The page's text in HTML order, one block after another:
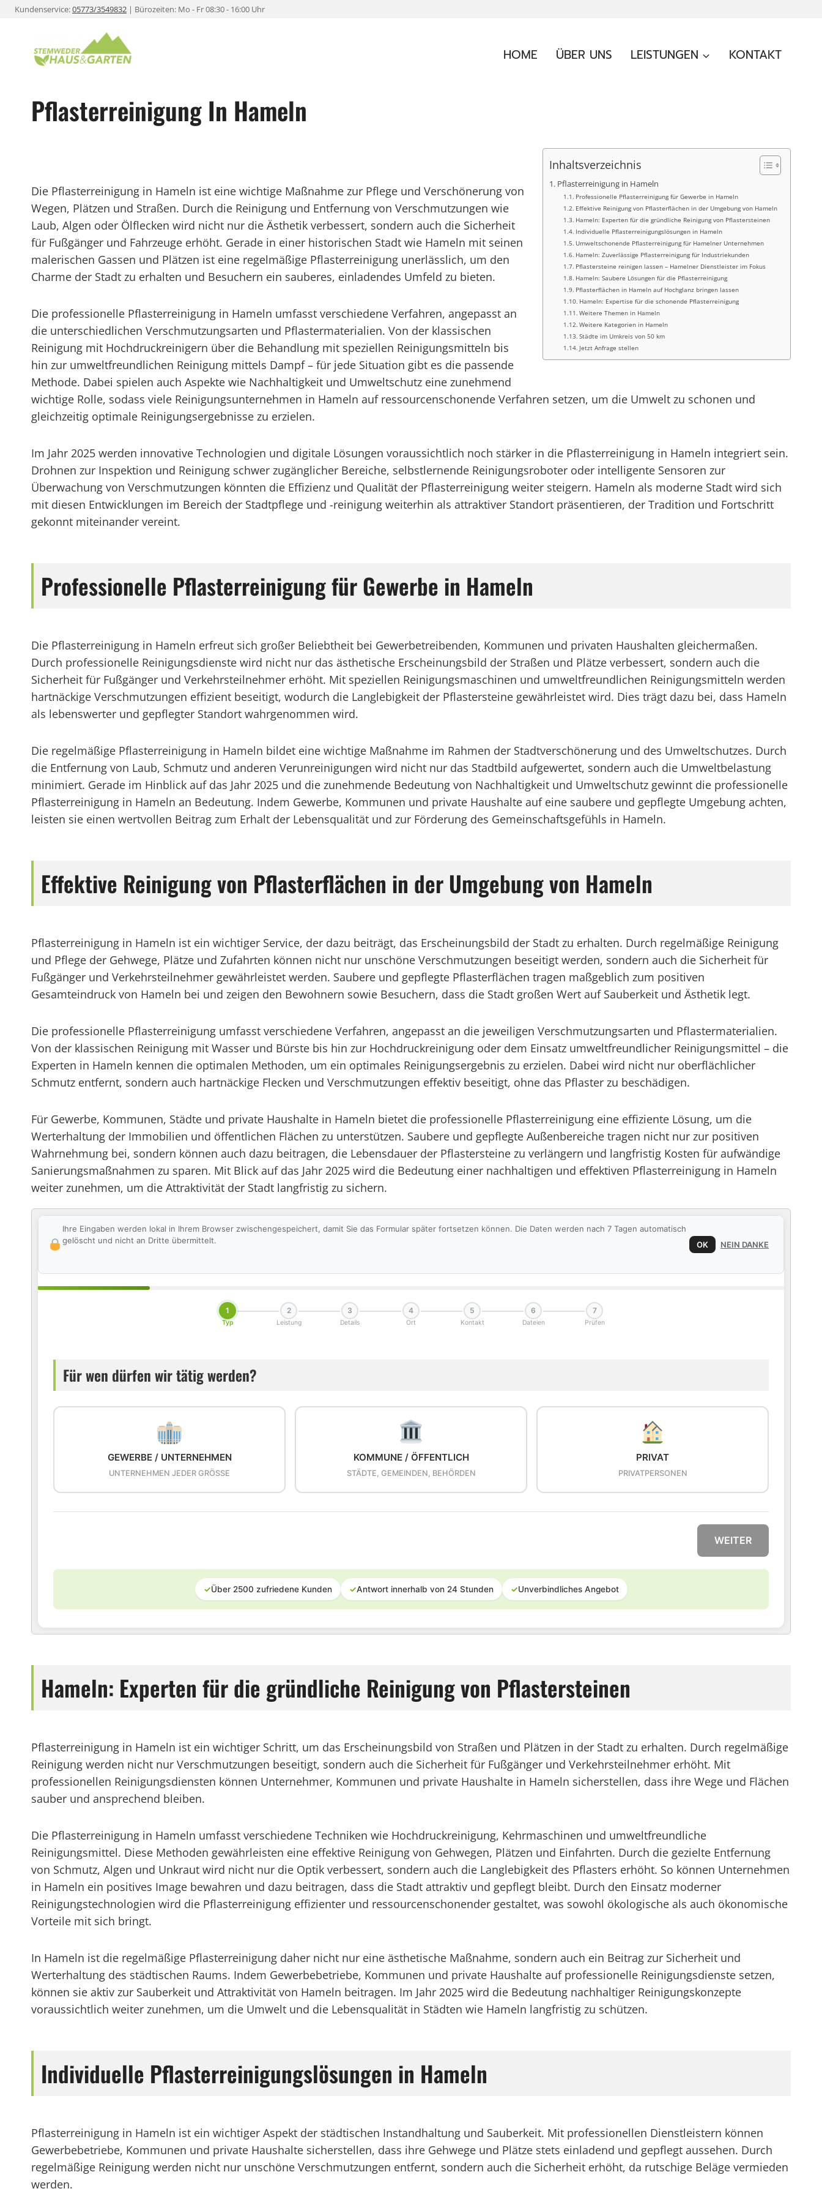
ZumKundenservice:05773/3549832 | Bürozeiten: Mo - Fr 08:30 - 16:00 Uhr
HOME ÜBER UNS LEISTUNGEN KONTAKT
Pflasterreinigung In Hameln
Inhaltsverzeichnis
Pflasterreinigung in Hameln
Professionelle Pflasterreinigung für Gewerbe in Hameln
Effektive Reinigung von Pflasterflächen in der Umgebung von Hameln
Hameln: Experten für die gründliche Reinigung von Pflastersteinen
Individuelle Pflasterreinigungslösungen in Hameln
Umweltschonende Pflasterreinigung für Hamelner Unternehmen
Hameln: Zuverlässige Pflasterreinigung für Industriekunden
Pflastersteine reinigen lassen – Hamelner Dienstleister im Fokus
Hameln: Saubere Lösungen für die Pflasterreinigung
Pflasterflächen in Hameln auf Hochglanz bringen lassen
Hameln: Expertise für die schonende Pflasterreinigung
Weitere Themen in Hameln
Weitere Kategorien in Hameln
Städte im Umkreis von 50 km
Jetzt Anfrage stellen
Die Pflasterreinigung in Hameln ist eine wichtige Maßnahme zur Pflege und Verschönerung von
Wegen, Plätzen und Straßen. Durch die Reinigung und Entfernung von Verschmutzungen wie
Laub, Algen oder Ölflecken wird nicht nur die Ästhetik verbessert, sondern auch die Sicherheit
für Fußgänger und Fahrzeuge erhöht. Gerade in einer historischen Stadt wie Hameln mit seinen
malerischen Gassen und Plätzen ist eine regelmäßige Pflasterreinigung unerlässlich, um den
Charme der Stadt zu erhalten und Besuchern ein sauberes, einladendes Umfeld zu bieten.
Die professionelle Pflasterreinigung in Hameln umfasst verschiedene Verfahren, angepasst an
die unterschiedlichen Verschmutzungsarten und Pflastermaterialien. Von der klassischen
Reinigung mit Hochdruckreinigern über die Behandlung mit speziellen Reinigungsmitteln bis
hin zur umweltfreundlichen Reinigung mittels Dampf – für jede Situation gibt es die passende
Methode. Dabei spielen auch Aspekte wie Nachhaltigkeit und Umweltschutz eine zunehmend
wichtige Rolle, sodass viele Reinigungsunternehmen in Hameln auf ressourcenschonende Verfahren setzen, um die Umwelt zu schonen und
gleichzeitig optimale Reinigungsergebnisse zu erzielen.
Im Jahr 2025 werden innovative Technologien und digitale Lösungen voraussichtlich noch stärker in die Pflasterreinigung in Hameln integriert sein.
Drohnen zur Inspektion und Reinigung schwer zugänglicher Bereiche, selbstlernende Reinigungsroboter oder intelligente Sensoren zur
Überwachung von Verschmutzungen könnten die Effizienz und Qualität der Pflasterreinigung weiter steigern. Hameln als moderne Stadt wird sich
mit diesen Entwicklungen im Bereich der Stadtpflege und -reinigung weiterhin als attraktiver Standort präsentieren, der Tradition und Fortschritt
gekonnt miteinander vereint.
Professionelle Pflasterreinigung für Gewerbe in Hameln
Die Pflasterreinigung in Hameln erfreut sich großer Beliebtheit bei Gewerbetreibenden, Kommunen und privaten Haushalten gleichermaßen.
Durch professionelle Reinigungsdienste wird nicht nur das ästhetische Erscheinungsbild der Straßen und Plätze verbessert, sondern auch die
Sicherheit für Fußgänger und Verkehrsteilnehmer erhöht. Mit speziellen Reinigungsmaschinen und umweltfreundlichen Reinigungsmitteln werden
hartnäckige Verschmutzungen effizient beseitigt, wodurch die Langlebigkeit der Pflastersteine gewährleistet wird. Dies trägt dazu bei, dass Hameln
als lebenswerter und gepflegter Standort wahrgenommen wird.
Die regelmäßige Pflasterreinigung in Hameln bildet eine wichtige Maßnahme im Rahmen der Stadtverschönerung und des Umweltschutzes. Durch
die Entfernung von Laub, Schmutz und anderen Verunreinigungen wird nicht nur das Stadtbild aufgewertet, sondern auch die Umweltbelastung
minimiert. Gerade im Hinblick auf das Jahr 2025 und die zunehmende Bedeutung von Nachhaltigkeit und Umweltschutz gewinnt die professionelle
Pflasterreinigung in Hameln an Bedeutung. Indem Gewerbe, Kommunen und private Haushalte auf eine saubere und gepflegte Umgebung achten,
leisten sie einen wertvollen Beitrag zum Erhalt der Lebensqualität und zur Förderung des Gemeinschaftsgefühls in Hameln.
Effektive Reinigung von Pflasterflächen in der Umgebung von Hameln
Pflasterreinigung in Hameln ist ein wichtiger Service, der dazu beiträgt, das Erscheinungsbild der Stadt zu erhalten. Durch regelmäßige Reinigung
und Pflege der Gehwege, Plätze und Zufahrten können nicht nur unschöne Verschmutzungen beseitigt werden, sondern auch die Sicherheit für
Fußgänger und Verkehrsteilnehmer gewährleistet werden. Saubere und gepflegte Pflasterflächen tragen maßgeblich zum positiven
Gesamteindruck von Hameln bei und zeigen den Bewohnern sowie Besuchern, dass die Stadt großen Wert auf Sauberkeit und Ästhetik legt.
Die professionelle Pflasterreinigung umfasst verschiedene Verfahren, angepasst an die jeweiligen Verschmutzungsarten und Pflastermaterialien.
Von der klassischen Reinigung mit Wasser und Bürste bis hin zur Hochdruckreinigung oder dem Einsatz umweltfreundlicher Reinigungsmittel – die
Experten in Hameln kennen die optimalen Methoden, um ein optimales Reinigungsergebnis zu erzielen. Dabei wird nicht nur oberflächlicher
Schmutz entfernt, sondern auch hartnäckige Flecken und Verschmutzungen effektiv beseitigt, ohne das Pflaster zu beschädigen.
Für Gewerbe, Kommunen, Städte und private Haushalte in Hameln bietet die professionelle Pflasterreinigung eine effiziente Lösung, um die
Werterhaltung der Immobilien und öffentlichen Flächen zu unterstützen. Saubere und gepflegte Außenbereiche tragen nicht nur zur positiven
Wahrnehmung bei, sondern können auch dazu beitragen, die Lebensdauer der Pflastersteine zu verlängern und langfristig Kosten für aufwändige
Sanierungsmaßnahmen zu sparen. Mit Blick auf das Jahr 2025 wird die Bedeutung einer nachhaltigen und effektiven Pflasterreinigung in Hameln
weiter zunehmen, um die Attraktivität der Stadt langfristig zu sichern.
Ihre Eingaben werden lokal in Ihrem Browser zwischengespeichert, damit Sie das Formular später fortsetzen können. Die Daten werden nach 7 Tagen automatisch
gelöscht und nicht an Dritte übermittelt.
OK NEIN DANKE
1
Typ
2
Leistung
3
Details
4
Ort
5
Kontakt
6
Dateien
7
Prüfen
Für wen dürfen wir tätig werden?
GEWERBE / UNTERNEHMEN
UNTERNEHMEN JEDER GRÖSSE
KOMMUNE / ÖFFENTLICH
STÄDTE, GEMEINDEN, BEHÖRDEN
PRIVAT
PRIVATPERSONEN
WEITER
✓Über 2500 zufriedene Kunden ✓Antwort innerhalb von 24 Stunden ✓Unverbindliches Angebot
Hameln: Experten für die gründliche Reinigung von Pflastersteinen
Pflasterreinigung in Hameln ist ein wichtiger Schritt, um das Erscheinungsbild von Straßen und Plätzen in der Stadt zu erhalten. Durch regelmäßige
Reinigung werden nicht nur Verschmutzungen beseitigt, sondern auch die Sicherheit für Fußgänger und Verkehrsteilnehmer erhöht. Mit
professionellen Reinigungsdiensten können Unternehmer, Kommunen und private Haushalte in Hameln sicherstellen, dass ihre Wege und Flächen
sauber und ansprechend bleiben.
Die Pflasterreinigung in Hameln umfasst verschiedene Techniken wie Hochdruckreinigung, Kehrmaschinen und umweltfreundliche
Reinigungsmittel. Diese Methoden gewährleisten eine effektive Reinigung von Gehwegen, Plätzen und Einfahrten. Durch die gezielte Entfernung
von Schmutz, Algen und Unkraut wird nicht nur die Optik verbessert, sondern auch die Langlebigkeit des Pflasters erhöht. So können Unternehmen
in Hameln ein positives Image bewahren und dazu beitragen, dass die Stadt attraktiv und gepflegt bleibt. Durch den Einsatz moderner
Reinigungstechnologien wird die Pflasterreinigung effizienter und ressourcenschonender gestaltet, was sowohl ökologische als auch ökonomische
Vorteile mit sich bringt.
In Hameln ist die regelmäßige Pflasterreinigung daher nicht nur eine ästhetische Maßnahme, sondern auch ein Beitrag zur Sicherheit und
Werterhaltung des städtischen Raums. Indem Gewerbebetriebe, Kommunen und private Haushalte auf professionelle Reinigungsdienste setzen,
können sie aktiv zur Sauberkeit und Attraktivität von Hameln beitragen. Im Jahr 2025 wird die Bedeutung nachhaltiger Reinigungskonzepte
voraussichtlich weiter zunehmen, um die Umwelt und die Lebensqualität in Städten wie Hameln langfristig zu schützen.
Individuelle Pflasterreinigungslösungen in Hameln
Pflasterreinigung in Hameln ist ein wichtiger Aspekt der städtischen Instandhaltung und Sauberkeit. Mit professionellen Dienstleistern können
Gewerbebetriebe, Kommunen und private Haushalte sicherstellen, dass ihre Gehwege und Plätze stets einladend und gepflegt aussehen. Durch
regelmäßige Reinigung werden nicht nur unschöne Verschmutzungen entfernt, sondern auch die Sicherheit erhöht, da rutschige Beläge vermieden
werden.